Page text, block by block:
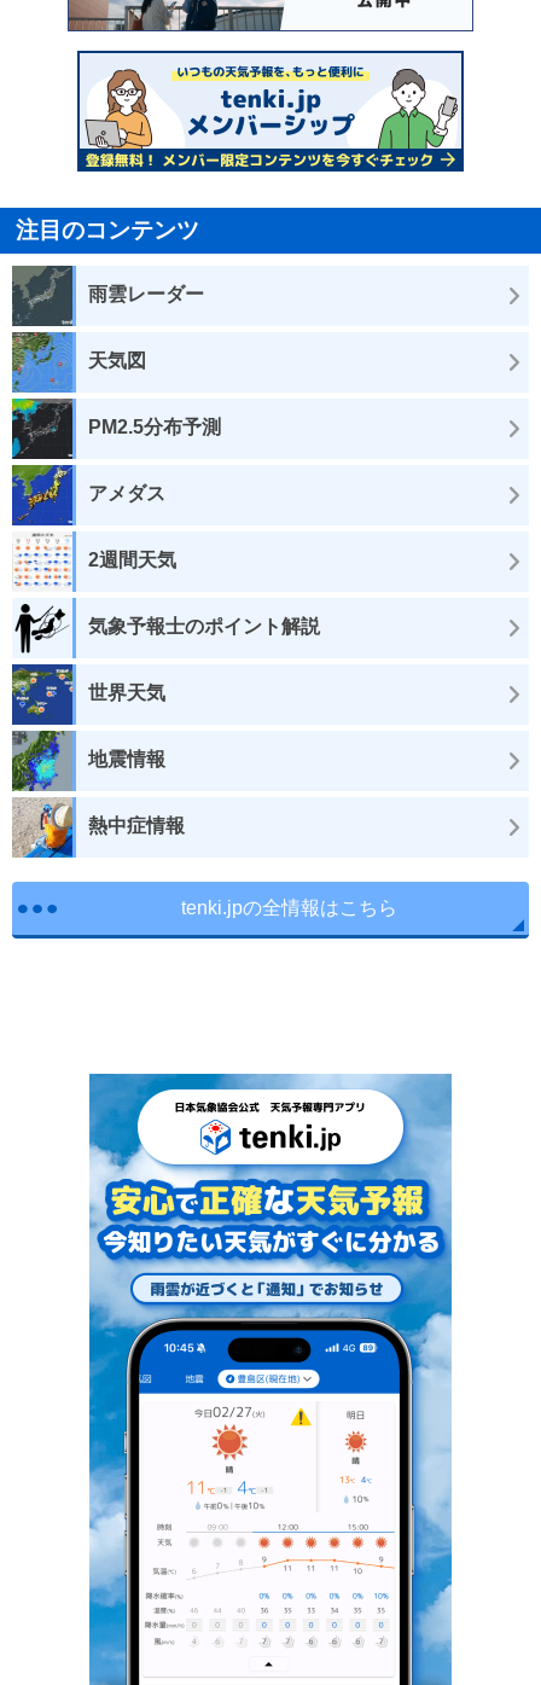
注目のコンテンツ
雨雲レーダー
天気図
PM2.5分布予測
アメダス
2週間天気
気象予報士のポイント解説
世界天気
地震情報
熱中症情報
tenki.jpの全情報はこちら